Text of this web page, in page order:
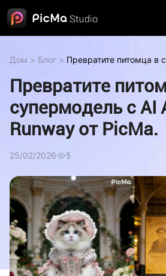
Дом > Блог > Превратите питомца в
Превратите
супермодель с AI
Runway от PicMa.
25/02/2026 5